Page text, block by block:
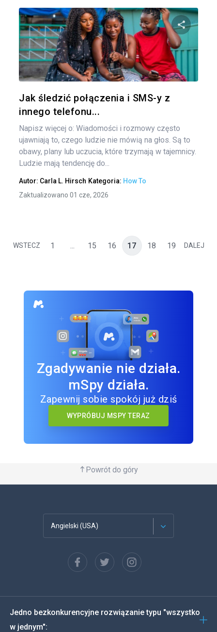
Jak śledzić połączenia i SMS-y z
innego telefonu...
Napisz więcej o: Wiadomości i rozmowy często
ujawniają to, czego ludzie nie mówią na głos. Są to
obawy, plany lub uczucia, które trzymają w tajemnicy.
Ludzie mają tendencję do...
Autor: Carla L. Hirsch Kategoria: How To
Zaktualizowano 01 cze, 2026
WSTECZ 1 ... 15 16 17 18 19 DALEJ
Zgadywanie nie działa.
mSpy działa.
Zapewnij sobie spokój już dziś
WYPRÓBUJ MSPY TERAZ
Powrót do góry
Angielski (USA)
Español
Deutsch
Jedno bezkonkurencyjne rozwiązanie typu "wszystko
w jednym":